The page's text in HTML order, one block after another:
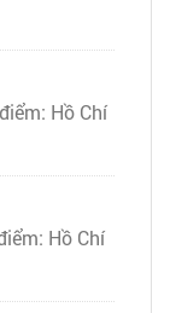
Hồ Chí
Hồ Chí